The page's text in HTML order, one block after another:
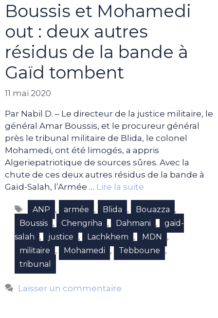
Boussis et Mohamedi
out : deux autres
résidus de la bande à
Gaïd tombent
11 mai 2020
Par Nabil D. – Le directeur de la justice militaire, le
général Amar Boussis, et le procureur général
près le tribunal militaire de Blida, le colonel
Mohamedi, ont été limogés, a appris
Algeriepatriotique de sources sûres. Avec la
chute de ces deux autres résidus de la bande à
Gaïd-Salah, l’Armée … Lire la suite
Étiquettes
ANP , armée , Blida , Bouazza ,
Boussis , Chengriha , Dahmani ,
gaid-
salah
, justice , Lachkhem , MDN ,
militaire , Mohamedi , Tebboune ,
tribunal
Laisser un commentaire